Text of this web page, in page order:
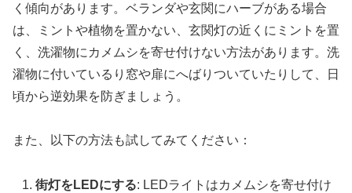
く傾向があります。ベランダや玄関にハーブがある場合
は、ミントや植物を置かない、玄関灯の近くにミントを置
く、洗濯物にカメムシを寄せ付けない方法があります。洗
濯物に付いているり窓や扉にへばりついていたりして、日
頃から逆効果を防ぎましょう。
また、以下の方法も試してみてください：
街灯をLEDにする: LEDライトはカメムシを寄せ付け